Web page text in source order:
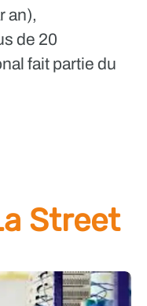
an),
de 20
fait partie du
Street